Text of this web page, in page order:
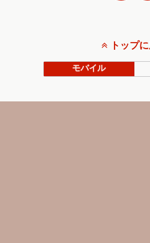
トップ
モバイル